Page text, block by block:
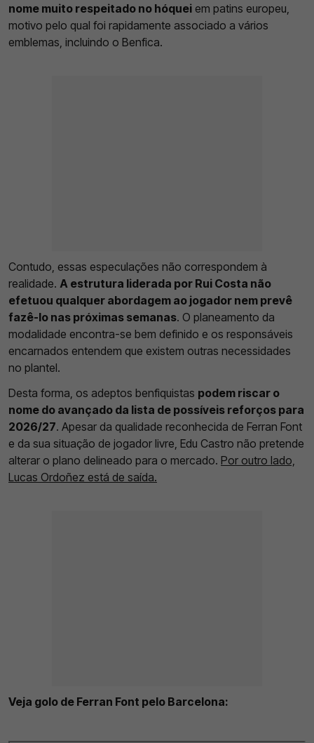
nome muito respeitado no hóquei em patins europeu,
motivo pelo qual foi rapidamente associado a vários
emblemas, incluindo o Benfica.
Contudo, essas especulações não correspondem à
realidade. A estrutura liderada por Rui Costa não
efetuou qualquer abordagem ao jogador nem prevê
fazê-lo nas próximas semanas. O planeamento da
modalidade encontra-se bem definido e os responsáveis
encarnados entendem que existem outras necessidades
no plantel.
Desta forma, os adeptos benfiquistas podem riscar o
nome do avançado da lista de possíveis reforços para
2026/27. Apesar da qualidade reconhecida de Ferran Font
e da sua situação de jogador livre, Edu Castro não pretende
alterar o plano delineado para o mercado. Por outro lado,
Lucas Ordoñez está de saída.
Veja golo de Ferran Font pelo Barcelona: